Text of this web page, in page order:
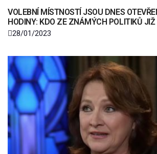
VOLEBNÍ MÍSTNOSTÍ JSOU DNES
HODINY: KDO ZE ZNÁMÝCH POLITIKŮ
28/01/2023